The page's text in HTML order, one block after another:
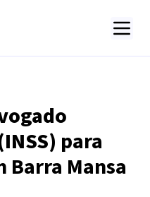
para
Barra Mansa